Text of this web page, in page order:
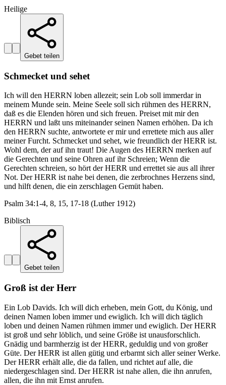
Heilige
Gebet teilen
Schmecket und sehet
Ich will den HERRN loben allezeit; sein Lob soll immerdar in
meinem Munde sein. Meine Seele soll sich rühmen des HERRN,
daß es die Elenden hören und sich freuen. Preiset mit mir den
HERRN und laßt uns miteinander seinen Namen erhöhen. Da ich
den HERRN suchte, antwortete er mir und errettete mich aus aller
meiner Furcht. Schmecket und sehet, wie freundlich der HERR ist.
Wohl dem, der auf ihn traut! Die Augen des HERRN merken auf
die Gerechten und seine Ohren auf ihr Schreien; Wenn die
Gerechten schreien, so hört der HERR und errettet sie aus all ihrer
Not. Der HERR ist nahe bei denen, die zerbrochnes Herzens sind,
und hilft denen, die ein zerschlagen Gemüt haben.
Psalm 34:1-4, 8, 15, 17-18 (Luther 1912)
Biblisch
Gebet teilen
Groß ist der Herr
Ein Lob Davids. Ich will dich erheben, mein Gott, du König, und
deinen Namen loben immer und ewiglich. Ich will dich täglich
loben und deinen Namen rühmen immer und ewiglich. Der HERR
ist groß und sehr löblich, und seine Größe ist unausforschlich.
Gnädig und barmherzig ist der HERR, geduldig und von großer
Güte. Der HERR ist allen gütig und erbarmt sich aller seiner Werke.
Der HERR erhält alle, die da fallen, und richtet auf alle, die
niedergeschlagen sind. Der HERR ist nahe allen, die ihn anrufen,
allen, die ihn mit Ernst anrufen.